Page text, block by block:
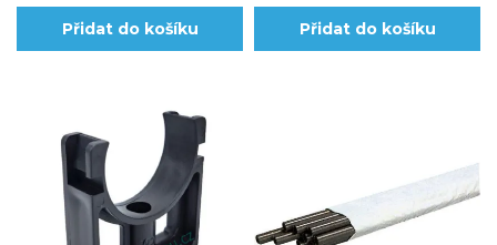
Přidat do košíku Přidat do košíku